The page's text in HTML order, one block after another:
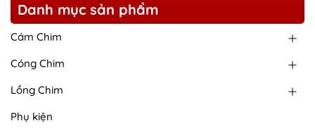
Danh mục sản phẩm
Cám Chim
Cóng Chim
Lồng Chim
Phụ kiện